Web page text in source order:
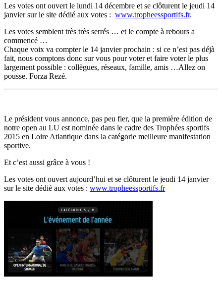
Les votes ont ouvert le lundi 14 décembre et se clôturent le jeudi 14
janvier sur le site dédié aux votes : www.tropheessportifs.fr.
Les votes semblent très très serrés … et le compte à rebours a
commencé …
Chaque voix va compter le 14 janvier prochain : si ce n’est pas déjà
fait, nous comptons donc sur vous pour voter et faire voter le plus
largement possible : collègues, réseaux, famille, amis …Allez on
pousse. Forza Rezé.
Le président vous annonce, pas peu fier, que la première édition de
notre open au LU est nominée dans le cadre des Trophées sportifs
2015 en Loire Atlantique dans la catégorie meilleure manifestation
sportive.
Et c’est aussi grâce à vous !
Les votes ont ouvert aujourd’hui et se clôturent le jeudi 14 janvier
sur le site dédié aux votes : www.tropheessportifs.fr